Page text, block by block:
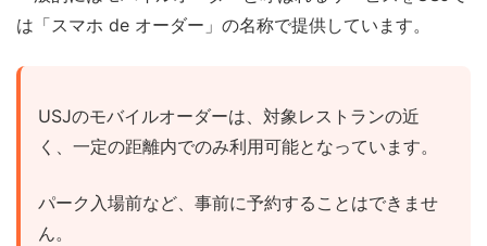
は「スマホ de オーダー」の名称で提供しています。
USJのモバイルオーダーは、対象レストランの近
く、一定の距離内でのみ利用可能となっています。
パーク入場前など、事前に予約することはできませ
ん。